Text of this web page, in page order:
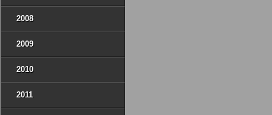
2008
2009
2010
2011